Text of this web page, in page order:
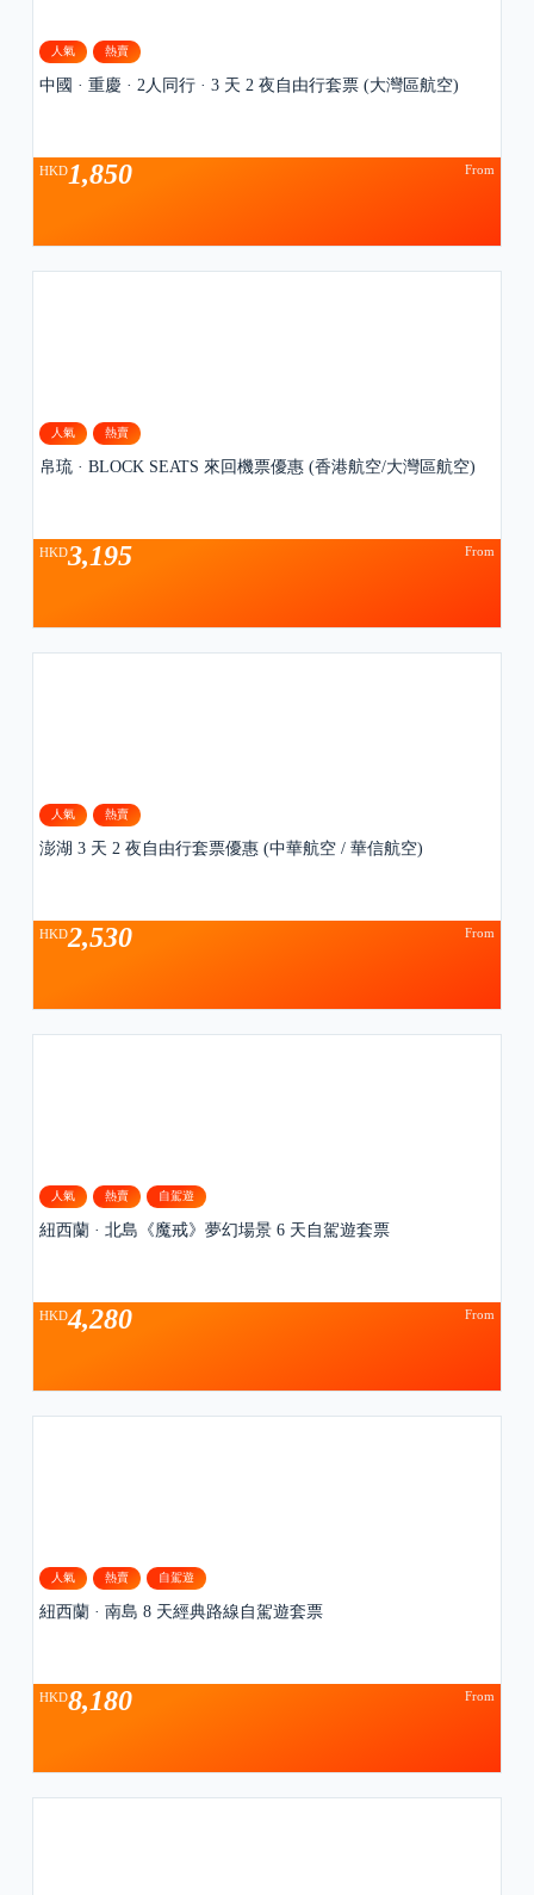
人氣 熱賣
中國 · 重慶 · 2人同行 · 3 天 2 夜自由行套票 (大灣區航空)
From
HKD1,850
人氣 熱賣
帛琉 · BLOCK SEATS 來回機票優惠 (香港航空/大灣區航空)
From
HKD3,195
人氣 熱賣
澎湖 3 天 2 夜自由行套票優惠 (中華航空 / 華信航空)
From
HKD2,530
人氣 熱賣 自駕遊
紐西蘭 · 北島《魔戒》夢幻場景 6 天自駕遊套票
From
HKD4,280
人氣 熱賣 自駕遊
紐西蘭 · 南島 8 天經典路線自駕遊套票
From
HKD8,180